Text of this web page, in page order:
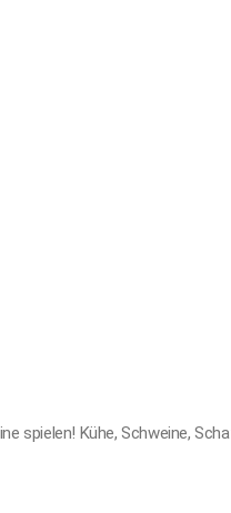
spielen! Kühe, Schweine,